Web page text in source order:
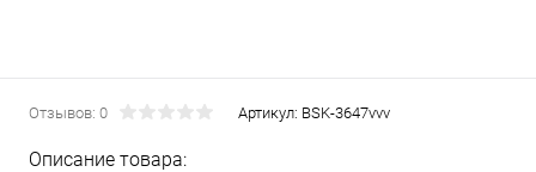
Отзывов: 0 Артикул: BSK-3647vvv
Описание товара: